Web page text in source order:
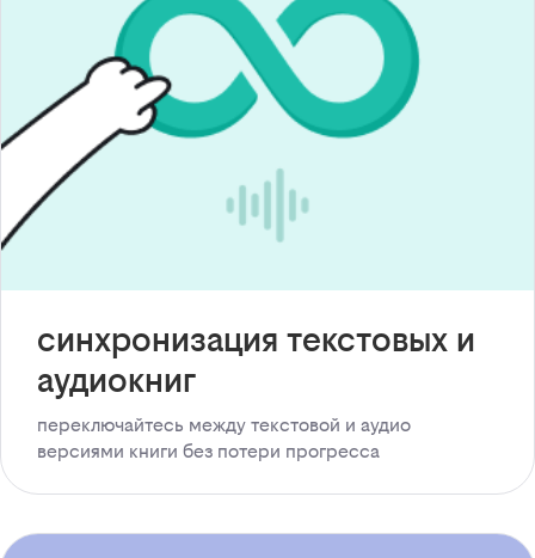
синхронизация текстовых и
аудиокниг
переключайтесь между текстовой и аудио
версиями книги без потери прогресса